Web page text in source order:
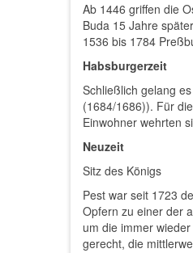
Ab 1446 griffen die
Buda 15 Jahre
1536 bis 1784
Habsburgerzeit
Schließlich gelang
(1684/1686)). Für
Einwohner wehrten
Neuzeit
Sitz des Königs
Pest war seit 1723
Opfern zu einer der
um die immer
gerecht, die